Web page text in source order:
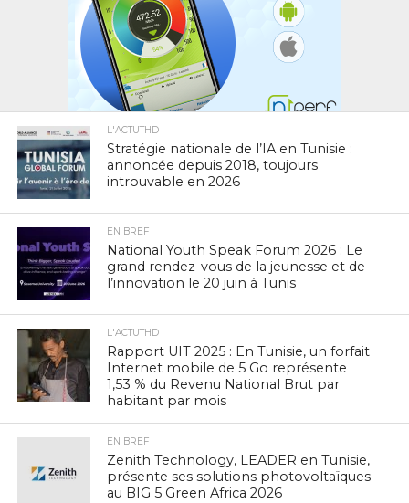
L'ACTUTHD
Stratégie nationale de l’IA en Tunisie :
annoncée depuis 2018, toujours
introuvable en 2026
EN BREF
National Youth Speak Forum 2026 : Le
grand rendez-vous de la jeunesse et de
l’innovation le 20 juin à Tunis
L'ACTUTHD
Rapport UIT 2025 : En Tunisie, un forfait
Internet mobile de 5 Go représente
1,53 % du Revenu National Brut par
habitant par mois
EN BREF
Zenith Technology, LEADER en Tunisie,
présente ses solutions photovoltaïques
au BIG 5 Green Africa 2026